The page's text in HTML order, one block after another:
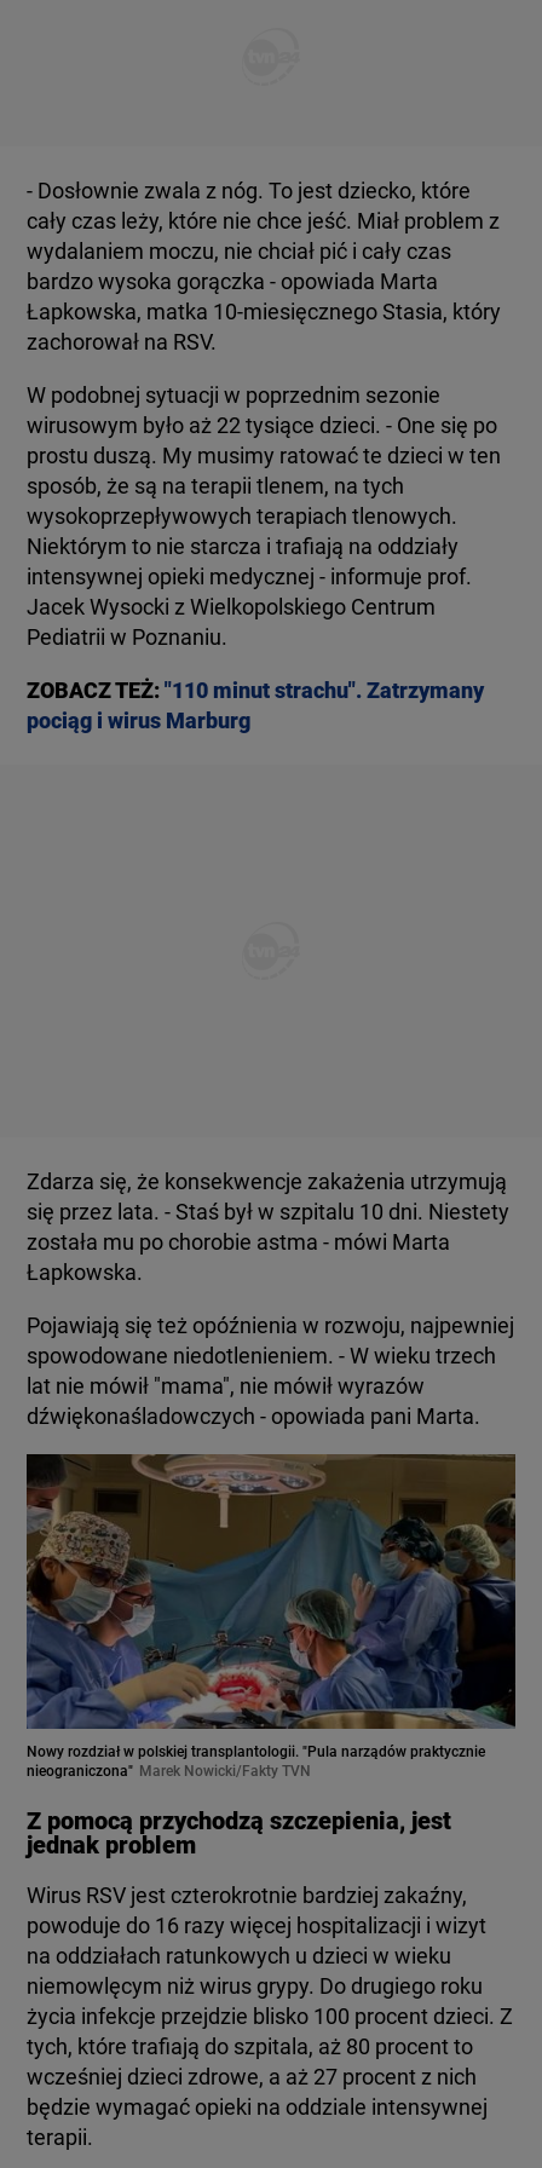
- Dosłownie zwala z nóg. To jest dziecko, które
cały czas leży, które nie chce jeść. Miał problem z
wydalaniem moczu, nie chciał pić i cały czas
bardzo wysoka gorączka - opowiada Marta
Łapkowska, matka 10-miesięcznego Stasia, który
zachorował na RSV.
W podobnej sytuacji w poprzednim sezonie
wirusowym było aż 22 tysiące dzieci. - One się po
prostu duszą. My musimy ratować te dzieci w ten
sposób, że są na terapii tlenem, na tych
wysokoprzepływowych terapiach tlenowych.
Niektórym to nie starcza i trafiają na oddziały
intensywnej opieki medycznej - informuje prof.
Jacek Wysocki z Wielkopolskiego Centrum
Pediatrii w Poznaniu.
ZOBACZ TEŻ:"110 minut strachu". Zatrzymany
pociąg i wirus Marburg
Zdarza się, że konsekwencje zakażenia utrzymują
się przez lata. - Staś był w szpitalu 10 dni. Niestety
została mu po chorobie astma - mówi Marta
Łapkowska.
Pojawiają się też opóźnienia w rozwoju, najpewniej
spowodowane niedotlenieniem. - W wieku trzech
lat nie mówił "mama", nie mówił wyrazów
dźwiękonaśladowczych - opowiada pani Marta.
Nowy rozdział w polskiej transplantologii. "Pula narządów praktycznie
nieograniczona" Marek Nowicki/Fakty TVN
Z pomocą przychodzą szczepienia, jest
jednak problem
Wirus RSV jest czterokrotnie bardziej zakaźny,
powoduje do 16 razy więcej hospitalizacji i wizyt
na oddziałach ratunkowych u dzieci w wieku
niemowlęcym niż wirus grypy. Do drugiego roku
życia infekcje przejdzie blisko 100 procent dzieci. Z
tych, które trafiają do szpitala, aż 80 procent to
wcześniej dzieci zdrowe, a aż 27 procent z nich
będzie wymagać opieki na oddziale intensywnej
terapii.